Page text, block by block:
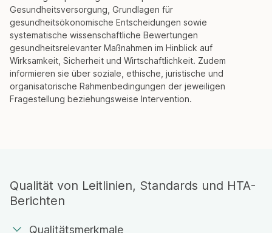
Gesundheitsversorgung, Grundlagen für
gesundheitsökonomische Entscheidungen sowie
systematische wissenschaftliche Bewertungen
gesundheitsrelevanter Maßnahmen im Hinblick auf
Wirksamkeit, Sicherheit und Wirtschaftlichkeit. Zudem
informieren sie über soziale, ethische, juristische und
organisatorische Rahmenbedingungen der jeweiligen
Fragestellung beziehungsweise Intervention.
Qualität von Leitlinien, Standards und HTA-
Berichten
Qualitätsmerkmale